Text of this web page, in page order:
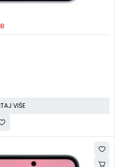
VIŠE